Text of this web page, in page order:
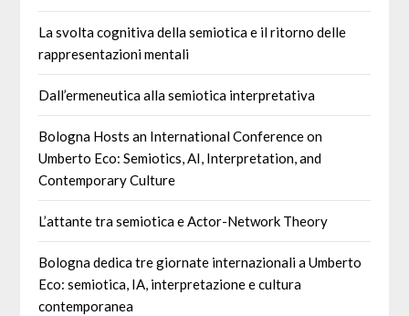
La svolta cognitiva della semiotica e il ritorno delle
rappresentazioni mentali
Dall’ermeneutica alla semiotica interpretativa
Bologna Hosts an International Conference on
Umberto Eco: Semiotics, AI, Interpretation, and
Contemporary Culture
L’attante tra semiotica e Actor-Network Theory
Bologna dedica tre giornate internazionali a Umberto
Eco: semiotica, IA, interpretazione e cultura
contemporanea